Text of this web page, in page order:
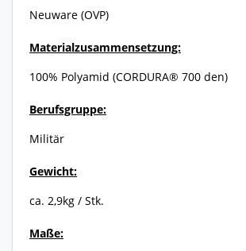
Neuware (OVP)
Materialzusammensetzung:
100% Polyamid (CORDURA® 700 den)
Berufsgruppe:
Militär
Gewicht:
ca. 2,9kg / Stk.
Maße: